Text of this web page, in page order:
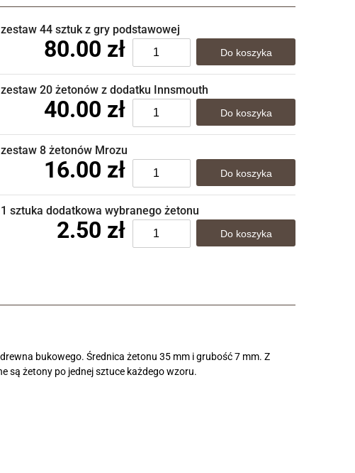
44 sztuk z gry podstawowej
80.00 zł
20 żetonów z dodatku Innsmouth
40.00 zł
8 żetonów Mrozu
16.00 zł
sztuka dodatkowa wybranego żetonu
2.50 zł
bukowego. Średnica żetonu 35 mm i grubość 7 mm. Z
są żetony po jednej sztuce każdego wzoru.